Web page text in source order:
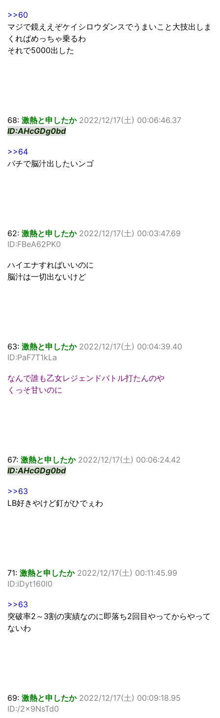
>>60
マジで鏡ええぞケイシロウダンスでうまいこと大技出しま
くればめっちゃ乗るわ
それで5000出した
68: 激熱と申したか 2022/12/17(土) 00:06:46.37
ID:AHcGDg0bd
>>64
パチで脳汁出したいンゴ
62: 激熱と申したか 2022/12/17(土) 00:03:47.69
ID:FBeA62PK0
ハイエナすればいいのに
脳汁は一切出ないけど
63: 激熱と申したか 2022/12/17(土) 00:04:39.40
ID:PaF7T1kLa
なんで誰も乙女レジェンドバトル打たんのや
くっそ甘いのに
67: 激熱と申したか 2022/12/17(土) 00:06:24.42
ID:AHcGDg0bd
>>63
LB好きやけど釘がひでぇわ
71: 激熱と申したか 2022/12/17(土) 00:11:45.99
ID:iDyt160l0
>>63
突破率2～3割の実績なのに即落ち2回目やってからやって
ないわ
69: 激熱と申したか 2022/12/17(土) 00:09:18.95
ID:/2x9NsTd0